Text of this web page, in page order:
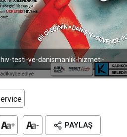
testi-ve-danismanlik-hizmeti-
+ - PAYLAŞ